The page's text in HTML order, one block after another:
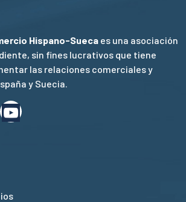
Hispano-Sueca es una asociación
sin fines lucrativos que tiene
las relaciones comerciales y
y Suecia.